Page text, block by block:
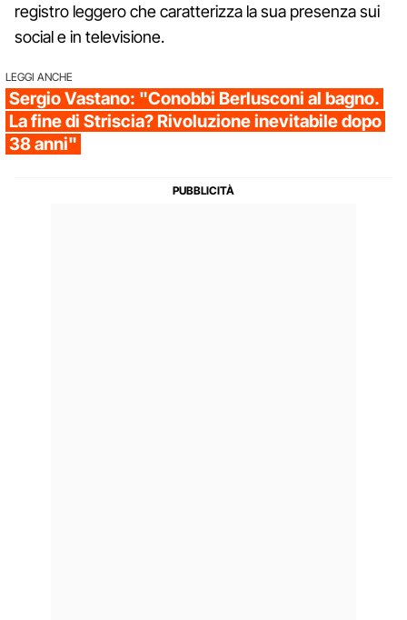
registro leggero che caratterizza la sua presenza sui
social e in televisione.
LEGGI ANCHE
Sergio Vastano: "Conobbi Berlusconi al bagno.
La fine di Striscia? Rivoluzione inevitabile dopo
38 anni"